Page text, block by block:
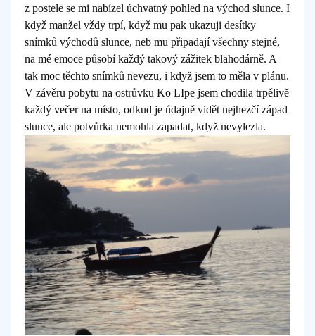
z postele se mi nabízel úchvatný pohled na východ slunce. I
když manžel vždy trpí, když mu pak ukazuji desítky
snímků východů slunce, neb mu připadají všechny stejné,
na mé emoce působí každý takový zážitek blahodárně. A
tak moc těchto snímků nevezu, i když jsem to měla v plánu.
V závěru pobytu na ostrůvku Ko LIpe jsem chodila trpělivě
každý večer na místo, odkud je údajně vidět nejhezčí západ
slunce, ale potvůrka nemohla zapadat, když nevylezla.